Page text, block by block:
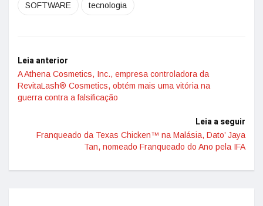
SOFTWARE tecnologia
Leia anterior
A Athena Cosmetics, Inc., empresa controladora da
RevitaLash® Cosmetics, obtém mais uma vitória na
guerra contra a falsificação
Leia a seguir
Franqueado da Texas Chicken™ na Malásia, Dato’ Jaya
Tan, nomeado Franqueado do Ano pela IFA